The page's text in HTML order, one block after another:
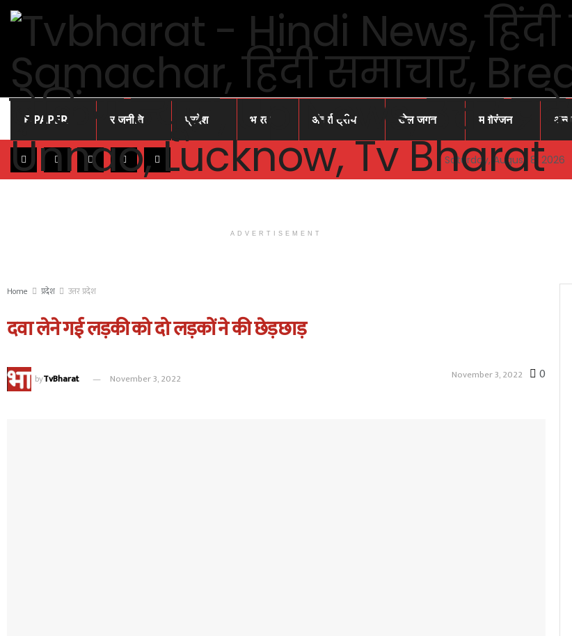
E-PAPER राजनीति प्रदेश भारत अंतर्राष्ट्रीय खेल जगत मनोरंजन अन्य
Saturday, August 8, 2026
ADVERTISEMENT
Home प्रदेश उत्तर प्रदेश
दवा लेने गई लड़की को दो लड़कों ने की छेड़छाड़
byTvBharat November 3, 2022 November 3, 2022 0